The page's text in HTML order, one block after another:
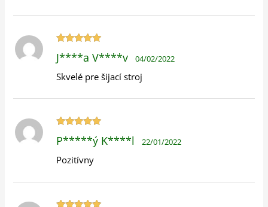
5z 5
J****a V****v 04/02/2022
Skvelé pre šijací stroj
5z 5
P*****ý K****l 22/01/2022
Pozitívny